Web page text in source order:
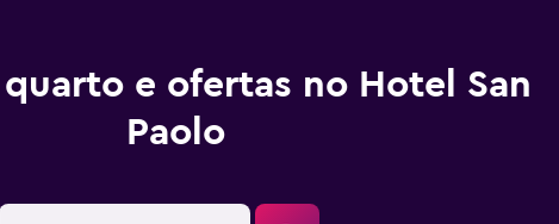
e ofertas no Hotel San
Paolo